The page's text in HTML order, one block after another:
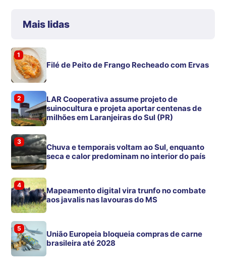
Mais lidas
1
Filé de Peito de Frango Recheado com Ervas
2
LAR Cooperativa assume projeto de
suinocultura e projeta aportar centenas de
milhões em Laranjeiras do Sul (PR)
3
Chuva e temporais voltam ao Sul, enquanto
seca e calor predominam no interior do país
4
Mapeamento digital vira trunfo no combate
aos javalis nas lavouras do MS
5
União Europeia bloqueia compras de carne
brasileira até 2028